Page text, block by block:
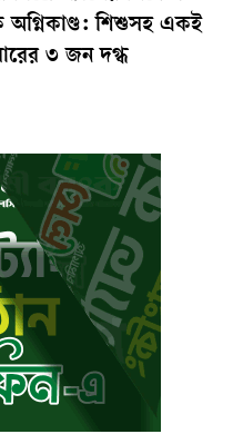
অগ্নিকাণ্ড: শিশুসহ একই
৩ জন দগ্ধ